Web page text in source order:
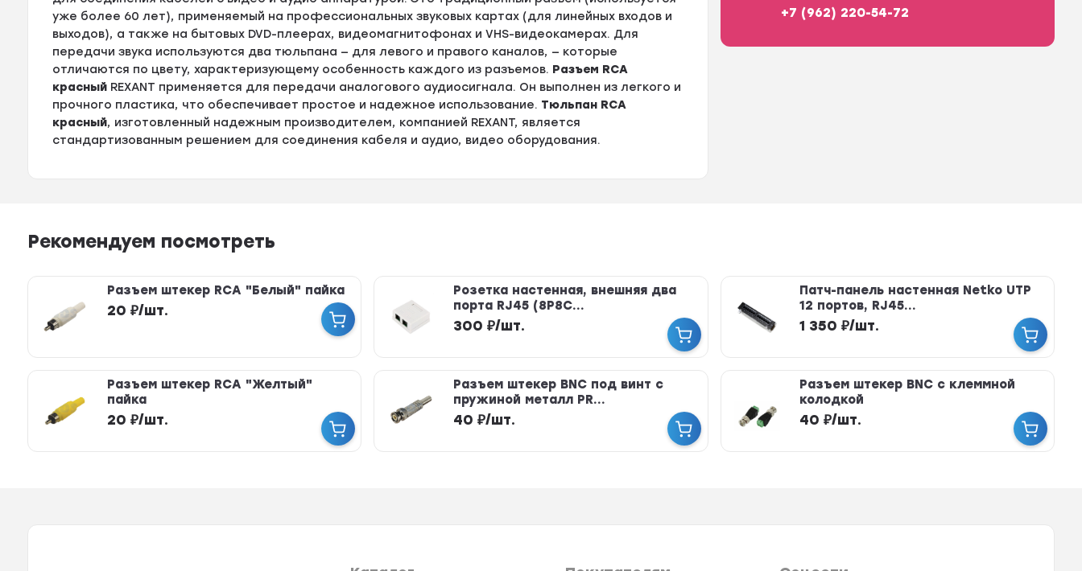
уже более 60 лет), применяемый на профессиональных звуковых картах (для линейных входов и
выходов), а также на бытовых DVD-плеерах, видеомагнитофонах и VHS-видеокамерах. Для
передачи звука используются два тюльпана — для левого и правого каналов, — которые
отличаются по цвету, характеризующему особенность каждого из разъемов. Разъем RCA
красный REXANT применяется для передачи аналогового аудиосигнала. Он выполнен из легкого и
прочного пластика, что обеспечивает простое и надежное использование. Тюльпан RCA
красный, изготовленный надежным производителем, компанией REXANT, является
стандартизованным решением для соединения кабеля и аудио, видео оборудования.
+7 (962) 220-54-72
Рекомендуем посмотреть
Разъем штекер RCA "Белый" пайка
20 ₽/шт.
Розетка настенная, внешняя два
порта RJ45 (8P8C...
300 ₽/шт.
Патч-панель настенная Netko UTP
12 портов, RJ45...
1 350 ₽/шт.
Разъем штекер RCA "Желтый"
пайка
20 ₽/шт.
Разъем штекер BNC под винт с
пружиной металл PR...
40 ₽/шт.
Разъем штекер BNC с клеммной
колодкой
40 ₽/шт.